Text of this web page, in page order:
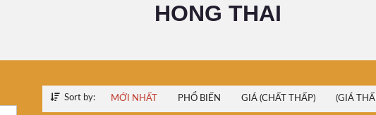
HONG THAI
Sort by: MỚI NHẤT PHỔ BIẾN GIÁ (CHẤT THẤP) (GIÁ